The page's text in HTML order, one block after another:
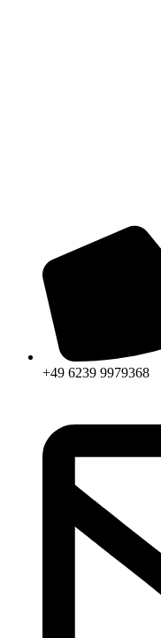
+49 6239 9979368